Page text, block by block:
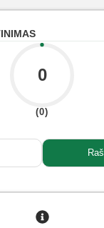
0
(0)